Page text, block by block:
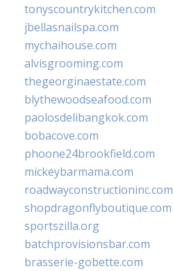
tonyscountrykitchen.com
jbellasnailspa.com
mychaihouse.com
alvisgrooming.com
thegeorginaestate.com
blythewoodseafood.com
paolosdelibangkok.com
bobacove.com
phoone24brookfield.com
mickeybarmama.com
roadwayconstructioninc.com
shopdragonflyboutique.com
sportszilla.org
batchprovisionsbar.com
brasserie-gobette.com